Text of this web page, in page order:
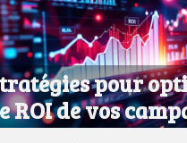
pour
ROI de vos